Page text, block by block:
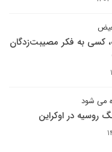
کسی به فکر مصیبت‌زدگان
می شود
روسیه در اوکراین